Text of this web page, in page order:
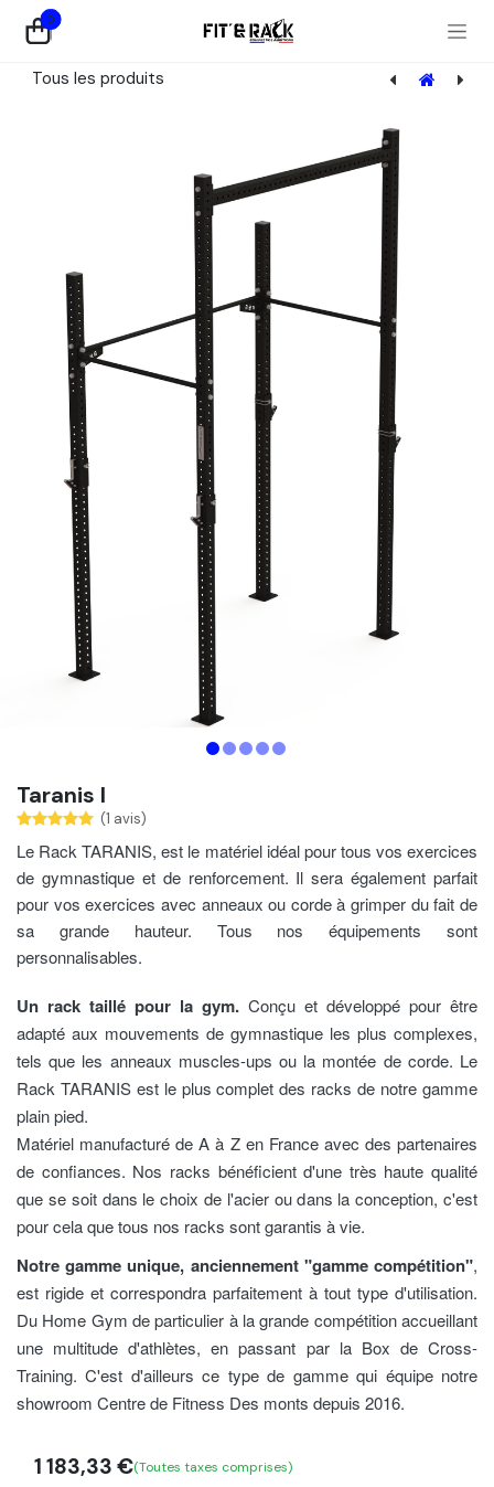
Se rendre au contenu
0
Tous les produits
Taranis I
(1 avis)
Le Rack TARANIS, est le matériel idéal pour tous vos exercices
de gymnastique et de renforcement. Il sera également parfait
pour vos exercices avec anneaux ou corde à grimper du fait de
sa grande hauteur. Tous nos équipements sont
personnalisables.
Un rack taillé pour la gym. Conçu et développé pour être
adapté aux mouvements de gymnastique les plus complexes,
tels que les anneaux muscles-ups ou la montée de corde. Le
Rack TARANIS est le plus complet des racks de notre gamme
plain pied.
Matériel manufacturé de A à Z en France avec des partenaires
de confiances. Nos racks bénéficient d'une très haute qualité
que se soit dans le choix de l'acier ou dans la conception, c'est
pour cela que tous nos racks sont garantis à vie.
Notre gamme unique, anciennement "gamme compétition",
est rigide et correspondra parfaitement à tout type d'utilisation.
Du Home Gym de particulier à la grande compétitionaccueillant
une multitude d'athlètes, en passant par la Box de Cross-
Training. C'est d'ailleurs ce type de gamme qui équipe notre
showroom Centre de Fitness Des monts depuis 2016.
1 183,33 €(Toutes taxes comprises)